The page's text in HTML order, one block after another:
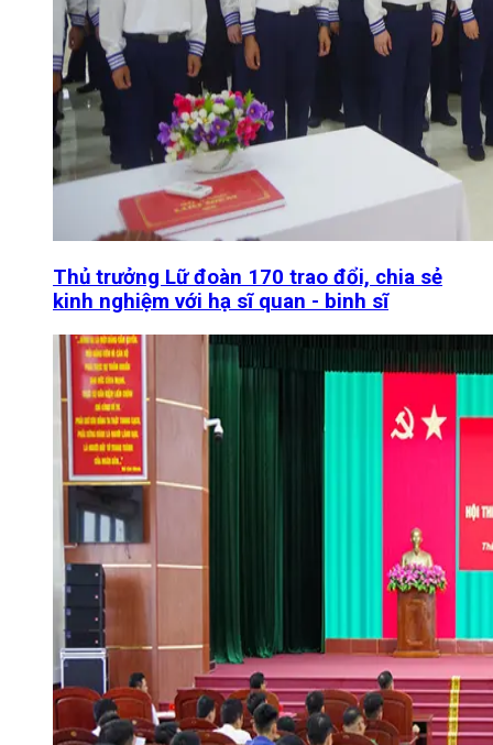
Thủ trưởng Lữ đoàn 170 trao đổi, chia sẻ
kinh nghiệm với hạ sĩ quan - binh sĩ